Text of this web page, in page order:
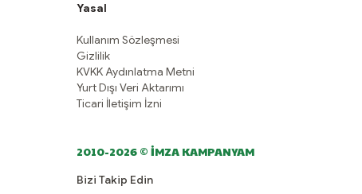
Yasal
Kullanım Sözleşmesi
Gizlilik
KVKK Aydınlatma Metni
Yurt Dışı Veri Aktarımı
Ticari İletişim İzni
2010-2026 © İMZA KAMPANYAM
Bizi Takip Edin